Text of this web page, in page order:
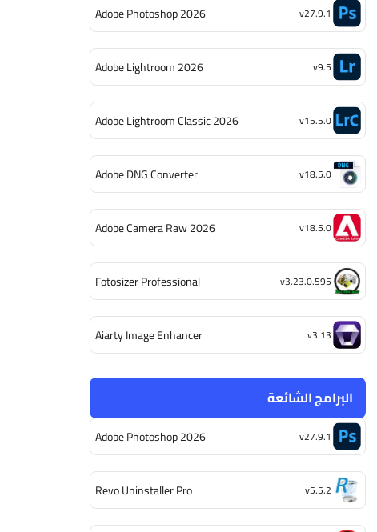
Adobe Photoshop 2026 v27.9.1
Adobe Lightroom 2026 v9.5
Adobe Lightroom Classic 2026 v15.5.0
Adobe DNG Converter v18.5.0
Adobe Camera Raw 2026 v18.5.0
Fotosizer Professional v3.23.0.595
Aiarty Image Enhancer v3.13
البرامج الشائعة
Adobe Photoshop 2026 v27.9.1
Revo Uninstaller Pro v5.5.2